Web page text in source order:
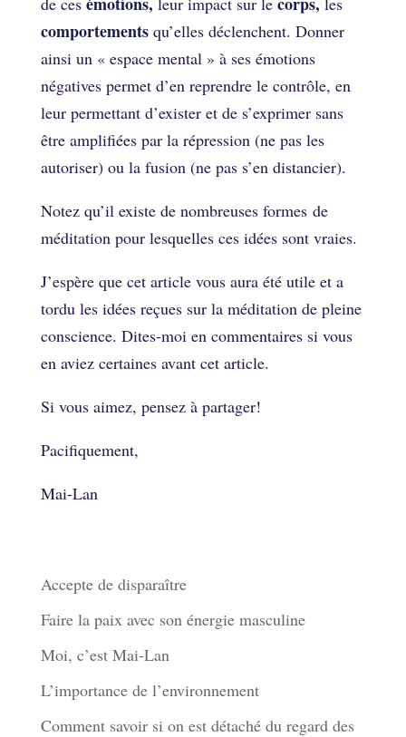
comportementsqu’elles déclenchent. Donner
ainsi un « espace mental » à ses émotions
négatives permet d’en reprendre le contrôle, en
leur permettant d’exister et de s’exprimer sans
être amplifiées par la répression (ne pas les
autoriser) ou la fusion (ne pas s’en distancier).
Notez qu’il existe de nombreuses formes de
méditation pour lesquelles ces idées sont vraies.
J’espère que cet article vous aura été utile et a
tordu les idées reçues sur la méditation de pleine
conscience. Dites-moi en commentaires si vous
en aviez certaines avant cet article.
Si vous aimez, pensez à partager!
Pacifiquement,
Mai-Lan
Accepte de disparaître
Faire la paix avec son énergie masculine
Moi, c’est Mai-Lan
L’importance de l’environnement
Comment savoir si on est détaché du regard des